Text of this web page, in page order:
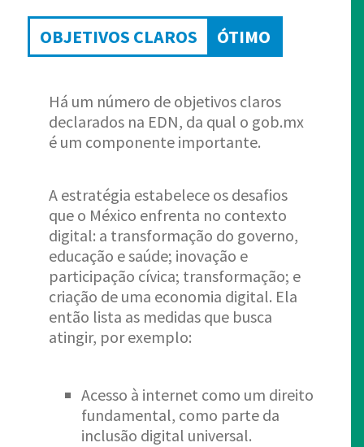
OBJETIVOS CLAROS ÓTIMO
Há um número de objetivos claros
declarados na EDN, da qual o gob.mx
é um componente importante.
A estratégia estabelece os desafios
que o México enfrenta no contexto
digital: a transformação do governo,
educação e saúde; inovação e
participação cívica; transformação; e
criação de uma economia digital. Ela
então lista as medidas que busca
atingir, por exemplo:
Acesso à internet como um direito
fundamental, como parte da
inclusão digital universal.